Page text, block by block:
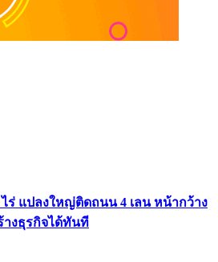
ร่ แปลงใหญ่ติดถนน 4 เลน หน้ากว้าง
างธุรกิจได้ทันที